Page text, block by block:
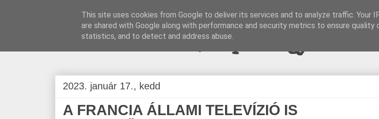
BLOGÁSZAT, napi blogjava
2023. január 17., kedd
A FRANCIA ÁLLAMI TELEVÍZIÓ IS
This site uses cookies from Google to deliver its services and to analyze traffic. Your
are shared with Google along with performance and security metrics to ensure quality
statistics, and to detect and address abuse.